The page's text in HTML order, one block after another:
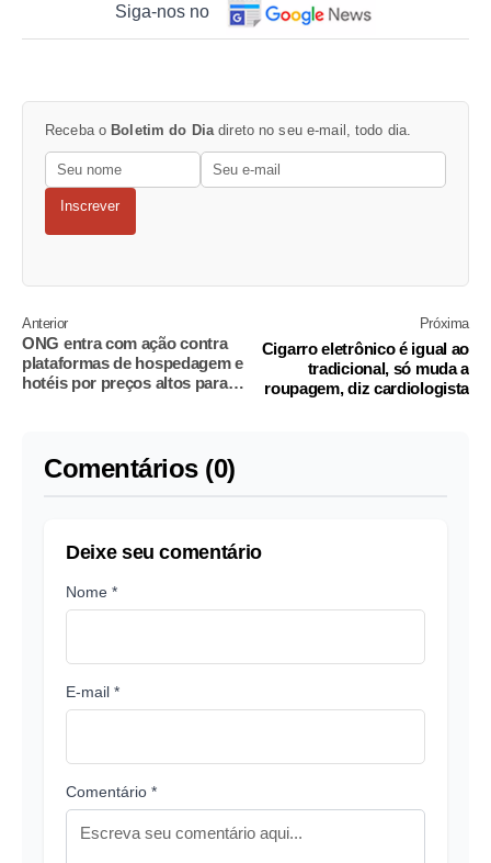
Siga-nos no
Receba o Boletim do Diadireto no seu e-mail, todo dia.
Inscrever
Anterior
ONG entra com ação contra
plataformas de hospedagem e
hotéis por preços altos para
Próxima
Cigarro eletrônico é igual ao
tradicional, só muda a
roupagem, diz cardiologista
Comentários (0)
Deixe seu comentário
Nome *
E-mail *
Comentário *